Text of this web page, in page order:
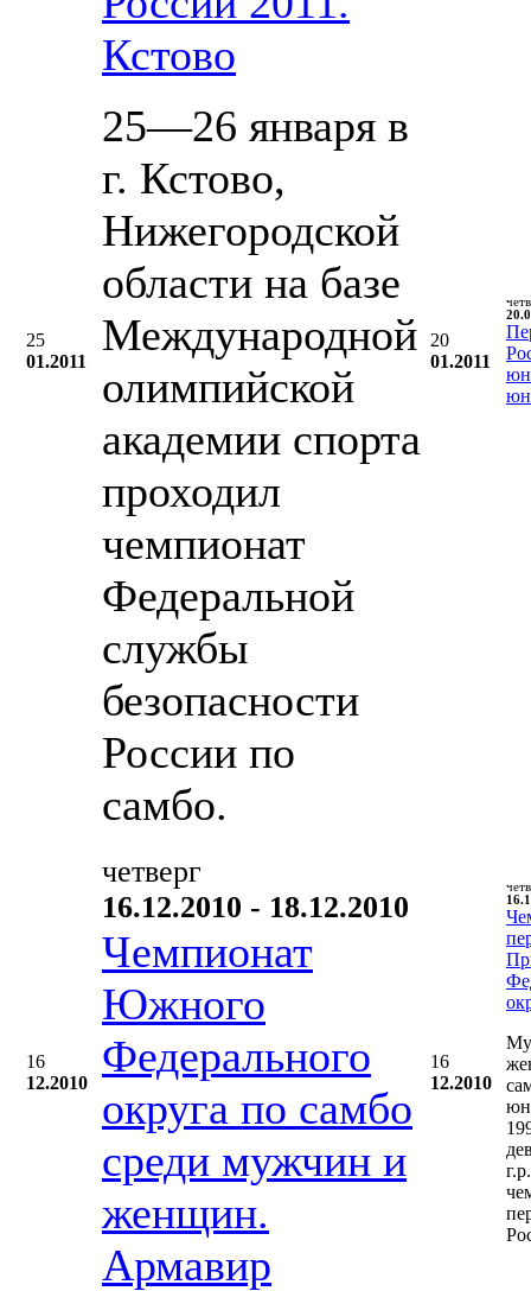
25
01.2011
Кстово
25—26 января в
г. Кстово,
Нижегородской
области на базе
Международной
олимпийской
академии спорта
проходил
чемпионат
Федеральной
службы
безопасности
России по
самбо.
20
01.2011
16
12.2010
четверг
16.12.2010 - 18.12.2010
Чемпионат
Южного
Федерального
округа по самбо
среди мужчин и
женщин.
Армавир
16
12.2010